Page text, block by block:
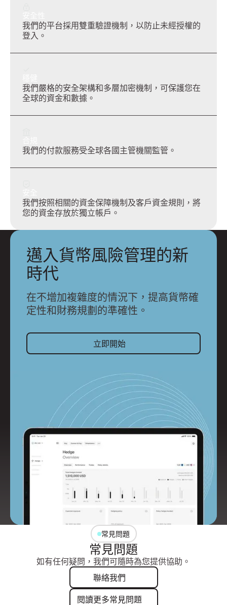
我們的平台採用雙重驗證機制，以防止未經授權的
登入。
我們嚴格的安全架構和多層加密機制，可保護您在
全球的資金和數據。
我們的付款服務受全球各國主管機關監管。
我們按照相關的資金保障機制及客戶資金規則，將
您的資金存放於獨立帳戶。
邁入貨幣風險管理的新
時代
在不增加複雜度的情況下，提高貨幣確
定性和財務規劃的準確性。
立即開始
立即開始
常見問題
常見問題
如有任何疑問，我們可隨時為您提供協助。
聯絡我們
聯絡我們
閱讀更多常見問題
閱讀更多常見問題